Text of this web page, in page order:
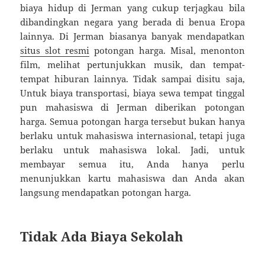
biaya hidup di Jerman yang cukup terjagkau bila
dibandingkan negara yang berada di benua Eropa
lainnya. Di Jerman biasanya banyak mendapatkan
situs slot resmi potongan harga. Misal, menonton
film, melihat pertunjukkan musik, dan tempat-
tempat hiburan lainnya. Tidak sampai disitu saja,
Untuk biaya transportasi, biaya sewa tempat tinggal
pun mahasiswa di Jerman diberikan potongan
harga. Semua potongan harga tersebut bukan hanya
berlaku untuk mahasiswa internasional, tetapi juga
berlaku untuk mahasiswa lokal. Jadi, untuk
membayar semua itu, Anda hanya perlu
menunjukkan kartu mahasiswa dan Anda akan
langsung mendapatkan potongan harga.
Tidak Ada Biaya Sekolah